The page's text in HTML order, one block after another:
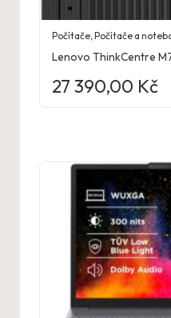
Počítače ,Počítače a
Lenovo ThinkCentre
27 390,00 Kč